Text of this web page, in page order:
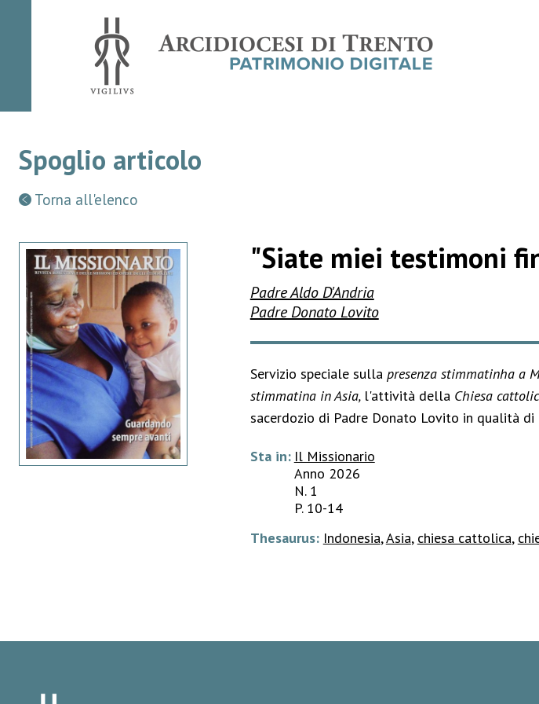
Spoglio articolo
Torna all'elenco
"Siate miei testimoni
Padre Aldo D'Andria
Padre Donato Lovito
Servizio speciale sulla presenza stimmatinha a
stimmatina in Asia, l'attività della Chiesa
sacerdozio di Padre Donato Lovito in qualità di
Sta in: Il Missionario
Anno 2026
N. 1
P. 10-14
Thesaurus: Indonesia,Asia, chiesa cattolica,